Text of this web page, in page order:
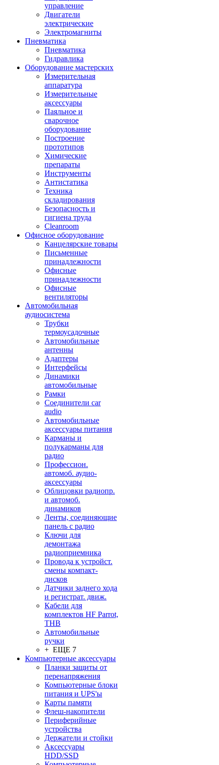
управление
Двигатели
электрические
Электромагниты
Пневматика
Пневматика
Гидравлика
Оборудование мастерских
Измерительная
аппаратура
Измерительные
аксессуары
Паяльное и
сварочное
оборудование
Построение
прототипов
Химические
препараты
Инструменты
Aнтистатика
Техника
складирования
Безопасность и
гигиена труда
Cleanroom
Офисное оборудование
Канцелярские товары
Письменные
принадлежности
Офисные
принадлежности
Офисные
вентиляторы
Автомобильная
аудиосистема
Трубки
термоусадочные
Автомобильные
антенны
Адаптеры
Интерфейсы
Динамики
автомобильные
Рамки
Соединители car
audio
Автомобильные
аксессуары питания
Карманы и
полукарманы для
радио
Профессион.
автомоб. аудио-
аксессуары
Облицовки радиопр.
и автомоб.
динамиков
Ленты, соединяющие
панель с радио
Ключи для
демонтажа
радиоприемника
Провода к устройст.
смены компакт-
дисков
Датчики заднего хода
и регистрат. движ.
Кабели для
комплектов HF Parrot,
THB
Автомобильные
ручки
+ ЕЩЕ 7
Компьютерные аксессуары
Планки защиты от
перенапряжения
Компьютерные блоки
питания и UPS'ы
Карты памяти
Флеш-накопители
Периферийные
устройства
Держатели и стойки
Аксессуары
HDD/SSD